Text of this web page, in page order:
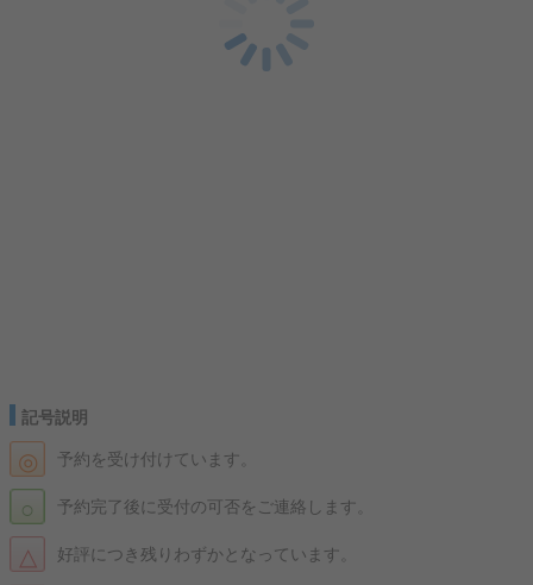
記号説明
◎ 予約を受け付けています。
○ 予約完了後に受付の可否をご連絡します。
△ 好評につき残りわずかとなっています。